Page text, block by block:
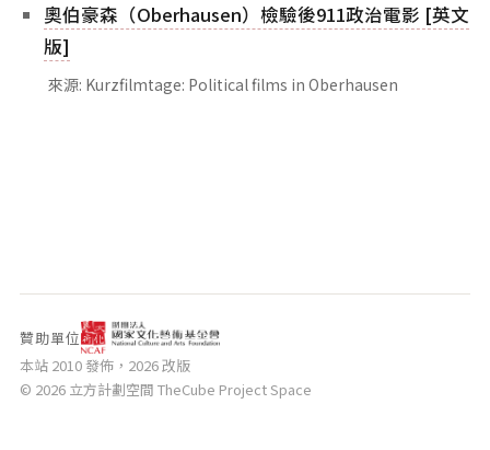
關於
關於本站
團隊成員
奧伯豪森（Oberhausen）檢驗後911政治電影 [英文
版]
來源: Kurzfilmtage: Political films in Oberhausen
贊助單位
本站 2010 發佈，2026 改版
© 2026 立方計劃空間 TheCube Project Space